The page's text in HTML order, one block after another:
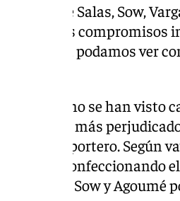
Kike Salas, Sow,
ayer sus compromisos
de mañana podamos ver
no se han visto
han sido los más
de ser portero. Según
que ir confeccionando
bajas de Sow y Agoumé